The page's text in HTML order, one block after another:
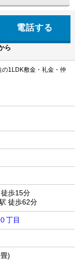
電話する
ら
1LDK敷金・礼金・仲
徒歩15分
徒歩62分
丁目
)